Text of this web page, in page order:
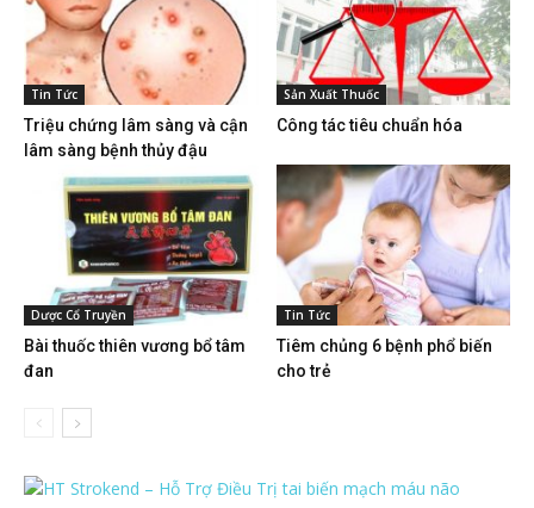
Tin Tức
Triệu chứng lâm sàng và cận
lâm sàng bệnh thủy đậu
Sản Xuất Thuốc
Công tác tiêu chuẩn hóa
Dược Cổ Truyền
Bài thuốc thiên vương bổ tâm
đan
Tin Tức
Tiêm chủng 6 bệnh phổ biến
cho trẻ